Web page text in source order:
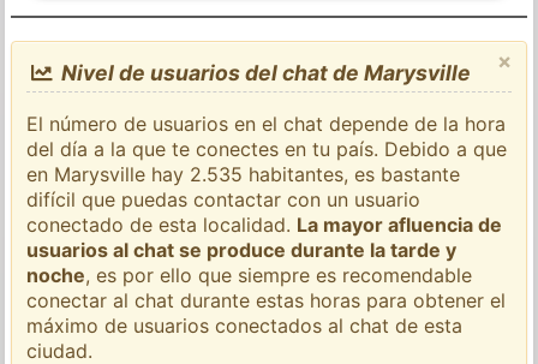
×
Nivel de usuarios del chat de Marysville
El número de usuarios en el chat depende de la hora
del día a la que te conectes en tu país. Debido a que
en Marysville hay 2.535 habitantes, es bastante
difícil que puedas contactar con un usuario
conectado de esta localidad. La mayor afluencia de
usuarios al chat se produce durante la tarde y
noche, es por ello que siempre es recomendable
conectar al chat durante estas horas para obtener el
máximo de usuarios conectados al chat de esta
ciudad.